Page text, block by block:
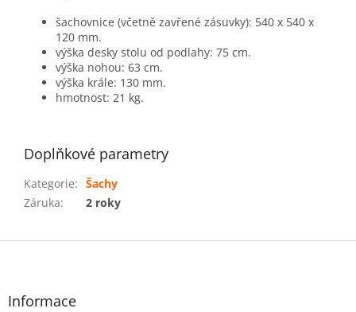
šachovnice (včetně zavřené zásuvky): 540 x 540 x
120 mm.
výška desky stolu od podlahy: 75 cm.
výška nohou: 63 cm.
výška krále: 130 mm.
hmotnost: 21 kg.
Doplňkové parametry
Kategorie: Šachy
Záruka: 2 roky
Z
Informace